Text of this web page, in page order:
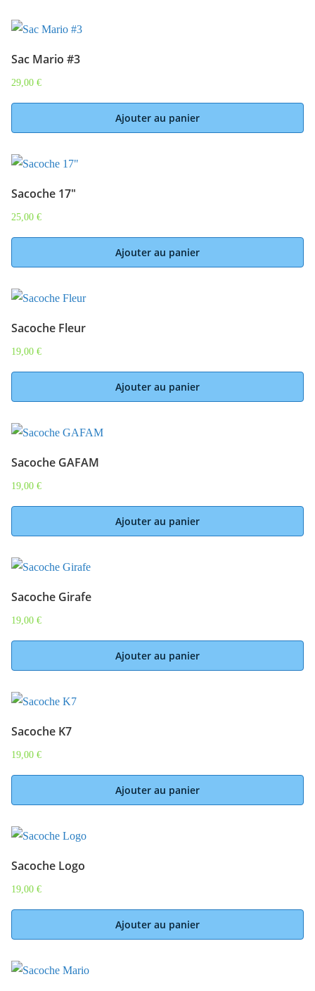
Sac Mario #3
29,00 €
Ajouter au panier
Sacoche 17″
25,00 €
Ajouter au panier
Sacoche Fleur
19,00 €
Ajouter au panier
Sacoche GAFAM
19,00 €
Ajouter au panier
Sacoche Girafe
19,00 €
Ajouter au panier
Sacoche K7
19,00 €
Ajouter au panier
Sacoche Logo
19,00 €
Ajouter au panier